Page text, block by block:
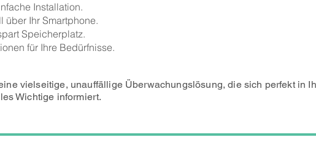
Installation.
Ihr Smartphone.
Speicherplatz.
für Ihre Bedürfnisse.
vielseitige, unauffällige Überwachungslösung, die sich perfekt in
Wichtige informiert.